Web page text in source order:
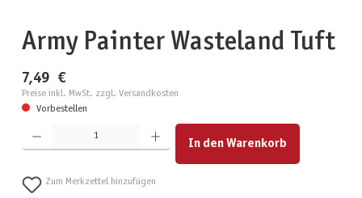
Army Painter Wasteland Tuft
7,49 €
Preise inkl. MwSt. zzgl. Versandkosten
Vorbestellen
Produkt Anzahl: Gib den gewünschten Wert ein oder benutze die Schaltflächen um die Anzahl zu
In den Warenkorb
Zum Merkzettel hinzufügen